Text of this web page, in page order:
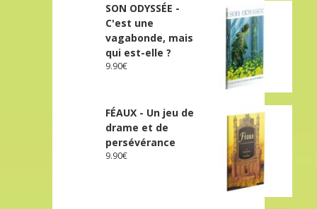
SON ODYSSÉE -
C'est une
vagabonde, mais
qui est-elle ?
9.90€
FÉAUX - Un jeu de
drame et de
persévérance
9.90€